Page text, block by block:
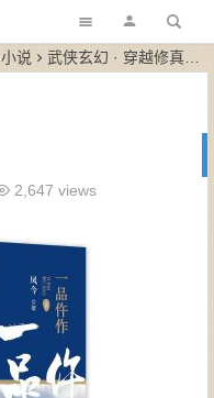
小说 武侠玄幻 · 穿越修真
2,647 views